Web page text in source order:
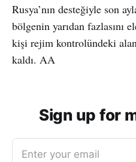
Rusya’nın desteğiyle son
bölgenin yarıdan fazlasını
kişi rejim kontrolündeki
kaldı. AA
Sign up for
Enter your email